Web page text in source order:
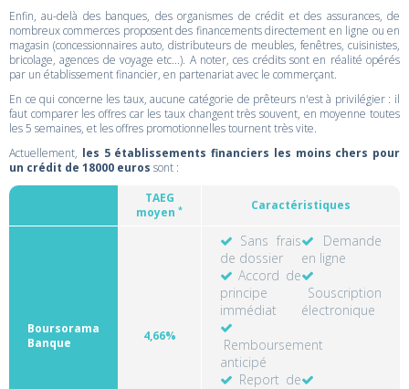
Enfin, au-delà des banques, des organismes de crédit et des assurances, de
nombreux commerces proposent des financements directement en ligne ou en
magasin (concessionnaires auto, distributeurs de meubles, fenêtres, cuisinistes,
bricolage, agences de voyage etc...). A noter, ces crédits sont en réalité opérés
par un établissement financier, en partenariat avec le commerçant.
En ce qui concerne les taux, aucune catégorie de prêteurs n'est à privilégier : il
faut comparer les offres car les taux changent très souvent, en moyenne toutes
les 5 semaines, et les offres promotionnelles tournent très vite.
Actuellement, les 5 établissements financiers les moins chers pour
un crédit de 18000 euros sont :
TAEG
moyen * Caractéristiques
Boursorama
Banque
4,66%
Sans frais
de dossier
Demande
en ligne
Accord de
principe
immédiat
Souscription
électronique
Remboursement
anticipé
Report de